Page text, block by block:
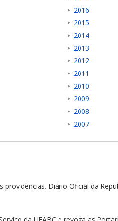
2016
2015
2014
2013
2012
2011
2010
2009
2008
2007
Diário Oficial da